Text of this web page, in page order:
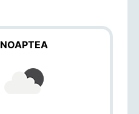
NOAPTEA